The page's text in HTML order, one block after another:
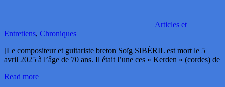
Articles et
Entretiens, Chroniques
[Le compositeur et guitariste breton Soïg SIBÉRIL est mort le 5
avril 2025 à l’âge de 70 ans. Il était l’une ces « Kerden » (cordes) de
Read more